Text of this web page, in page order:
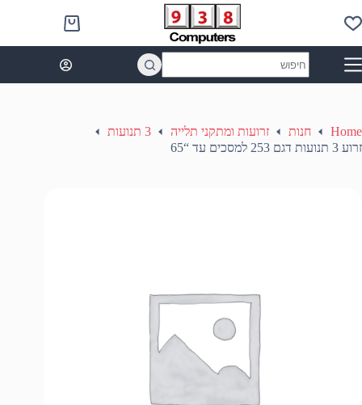
to
content
Shopping
cart
results
Home חנות זרועות ומתקני תלייה
3 תנועות
זרוע 3 תנועות דגם 253 למסכים עד “65